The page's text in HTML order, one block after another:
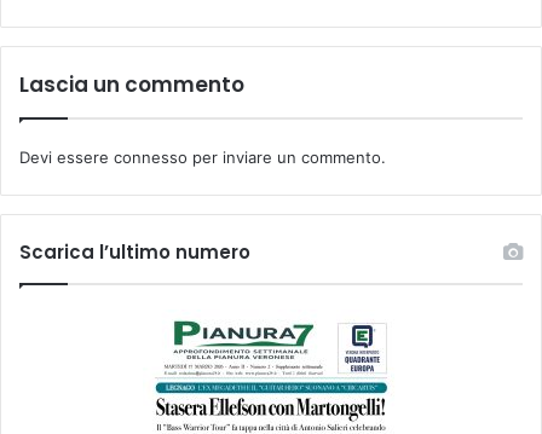
Lascia un commento
Devi essere connesso per inviare un commento.
Scarica l’ultimo numero